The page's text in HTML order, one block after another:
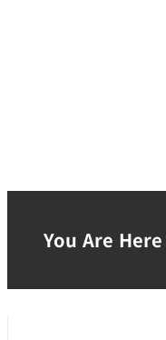
You Are Here